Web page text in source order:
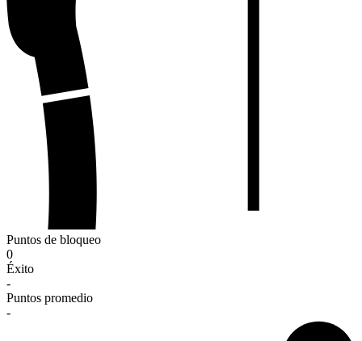
Puntos de bloqueo
0
Éxito
-
Puntos promedio
-